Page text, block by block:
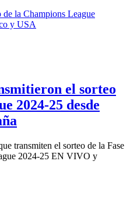
el sorteo
2024-25 desde
transmiten el sorteo de la Fase
2024-25 EN VIVO y